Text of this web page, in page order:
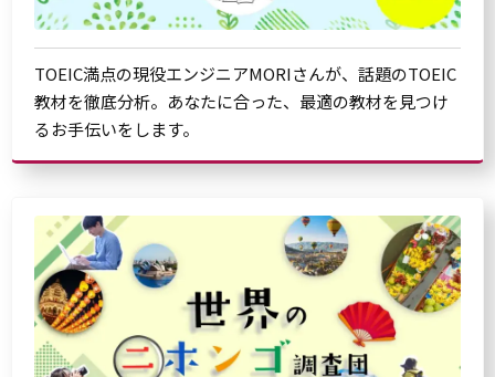
TOEIC満点の現役エンジニアMORIさんが、話題のTOEIC
教材を徹底分析。あなたに合った、最適の教材を見つけ
るお手伝いをします。